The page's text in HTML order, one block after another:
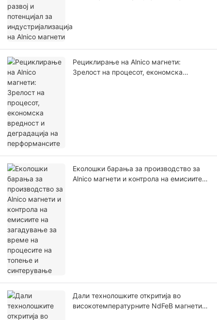
Рециклирање на Alnico магнети:
Зрелост на процесот, економска
Еколошки барања за производство за
Alnico магнети и контрола на емисиите
Дали технолошките откритија во
високотемпературните NdFeB магнети